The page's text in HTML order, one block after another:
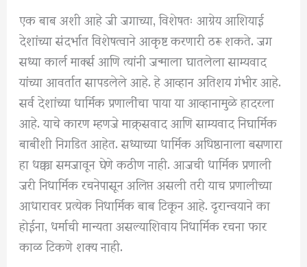
एक बाब अशी आहे जी जगाच्या, विशेषतः आग्नेय आशियाई
देशांच्या संदर्भात विशेषत्वाने आकृष्ट करणारी ठरू शकते. जग
सध्या कार्ल मार्क्स आणि त्यांनी जन्माला घातलेला साम्यवाद
यांच्या आवर्तात सापडलेले आहे. हे आव्हान अतिशय गंभीर आहे.
सर्व देशांच्या धार्मिक प्रणालींचा पाया या आव्हानामुळे हादरला
आहे. याचे कारण म्हणजे माक्र्सवाद आणि साम्यवाद निघार्मिक
बाबींशी निगडित आहेत. सध्याच्या धार्मिक अधिष्ठानाला बसणारा
हा धक्का समजावून घेणे कठीण नाही. आजची धार्मिक प्रणाली
जरी निधार्मिक रचनेपासून अलिप्त असली तरी याच प्रणालीच्या
आधारावर प्रत्येक निधार्मिक बाब टिकून आहे. दूरान्वयाने का
होईना, धर्माची मान्यता असल्याशिवाय निधार्मिक रचना फार
काळ टिकणे शक्य नाही.